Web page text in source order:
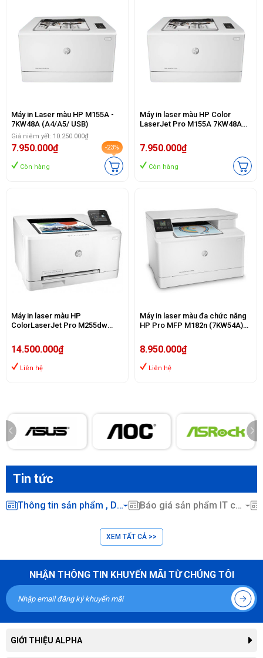
Máy in Laser màu HP M155A -
7KW48A (A4/A5/ USB)
Giá niêm yết: 10.250.000₫
7.950.000₫
Còn hàng
-23%
Máy in laser màu HP Color
LaserJet Pro M155A 7KW48A
7.950.000₫
Còn hàng
Máy in laser màu HP
ColorLaserJet Pro M255dw
14.500.000₫
Liên hệ
Máy in laser màu đa chức năng
HP Pro MFP M182n (7KW54A)
8.950.000₫
Liên hệ
Tin tức
Thông tin sản phẩm , Dịch vụ CNTT ... Báo giá sản phẩm IT chính hãng
XEM TẤT CẢ >>
NHẬN THÔNG TIN KHUYẾN MÃI TỪ CHÚNG TÔI
GIỚI THIỆU ALPHA